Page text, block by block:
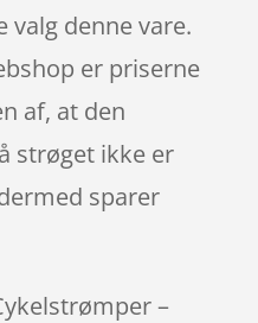
valg denne vare.
er priserne
af, at den
strøget ikke er
sparer
–